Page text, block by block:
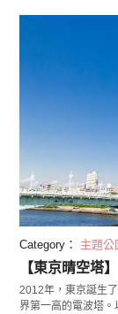
Category： 主題公
【東京晴空塔
2012年，東京誕生
界第一高的電波塔